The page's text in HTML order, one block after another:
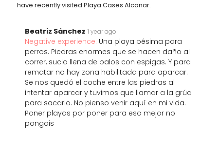
have recently visited Playa Cases Alcanar.
Beatriz Sánchez 1 year ago
Negative experience: Una playa pésima para
perros. Piedras enormes que se hacen daño al
correr, sucia llena de palos con espigas. Y para
rematar no hay zona habilitada para aparcar.
Se nos quedó el coche entre las piedras al
intentar aparcar y tuvimos que llamar a la grúa
para sacarlo. No pienso venir aquí en mi vida.
Poner playas por poner para eso mejor no
pongais